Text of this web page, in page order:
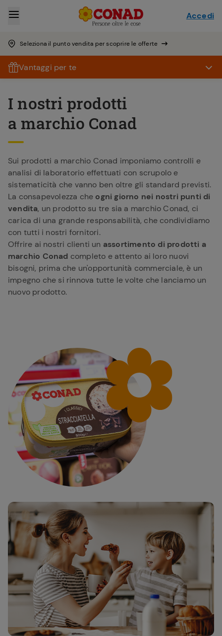
Seleziona il punto vendita per scoprire le offerte
Accedi
Vantaggi per te
I nostri prodotti
a marchio Conad
Sui prodotti a marchio Conad imponiamo controlli e
analisi di laboratorio effettuati con scrupolo e
sistematicità che vanno ben oltre gli standard previsti.
La consapevolezza che ogni giorno nei nostri punti di
vendita, un prodotto su tre sia a marchio Conad, ci
carica di una grande responsabilità, che condividiamo
con tutti i nostri fornitori.
Offrire ai nostri clienti un assortimento di prodotti a
marchio Conad completo e attento ai loro nuovi
bisogni, prima che un'opportunità commerciale, è un
impegno che si rinnova tutte le volte che lanciamo un
nuovo prodotto.